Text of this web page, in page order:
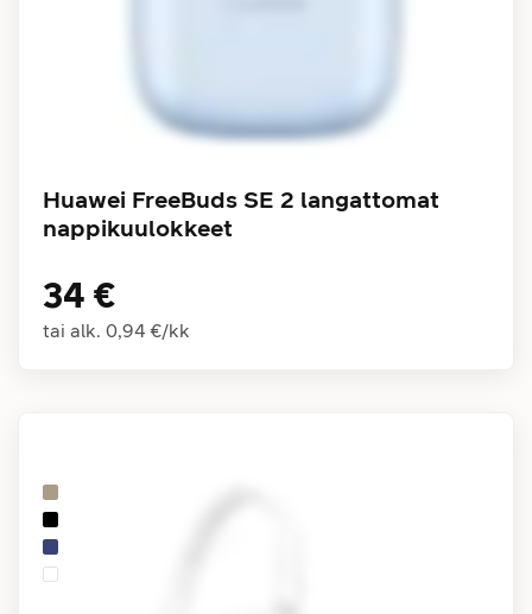
Huawei FreeBuds SE 2 langattomat
nappikuulokkeet
34 €
tai alk. 0,94 €/kk